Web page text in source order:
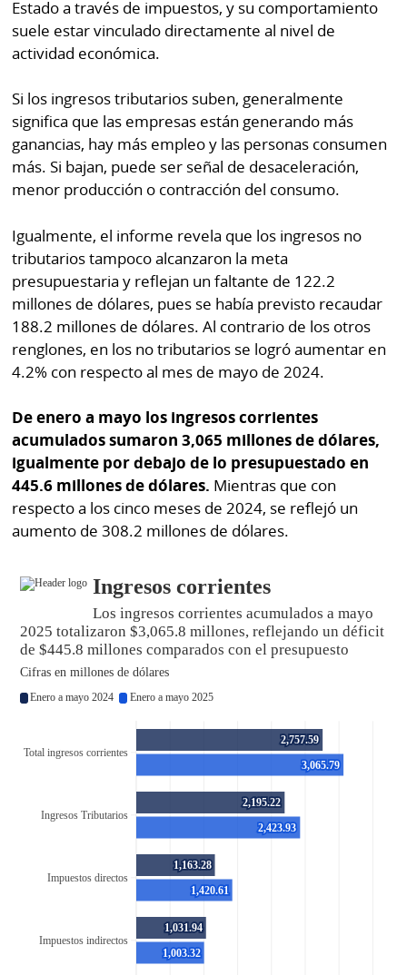
Estado a través de impuestos, y su comportamiento
suele estar vinculado directamente al nivel de
actividad económica.
Si los ingresos tributarios suben, generalmente
significa que las empresas están generando más
ganancias, hay más empleo y las personas consumen
más. Si bajan, puede ser señal de desaceleración,
menor producción o contracción del consumo.
Igualmente, el informe revela que los ingresos no
tributarios tampoco alcanzaron la meta
presupuestaria y reflejan un faltante de 122.2
millones de dólares, pues se había previsto recaudar
188.2 millones de dólares. Al contrario de los otros
renglones, en los no tributarios se logró aumentar en
4.2% con respecto al mes de mayo de 2024.
De enero a mayo los ingresos corrientes
acumulados sumaron 3,065 millones de dólares,
igualmente por debajo de lo presupuestado en
445.6 millones de dólares. Mientras que con
respecto a los cinco meses de 2024, se reflejó un
aumento de 308.2 millones de dólares.